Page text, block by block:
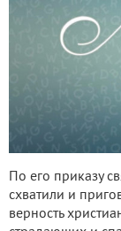
По его приказу
схватили и
верность